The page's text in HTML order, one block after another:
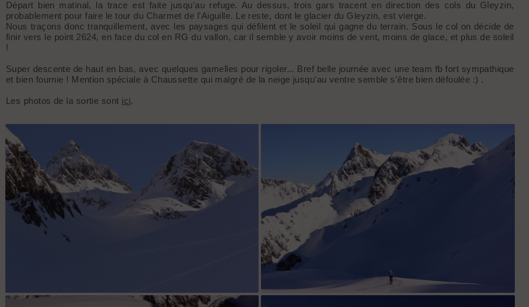
Départ bien matinal, la trace est faite jusqu'au refuge. Au dessus, trois gars tracent en direction des cols du Gleyzin,
probablement pour faire le tour du Charmet de l'Aiguille. Le reste, dont le glacier du Gleyzin, est vierge.
Nous traçons donc tranquillement, avec les paysages qui défilent et le soleil qui gagne du terrain. Sous le col on décide de
finir vers le point 2624, en face du col en RG du vallon, car il semble y avoir moins de vent, moins de glace, et plus de soleil
!
Super descente de haut en bas, avec quelques gamelles pour rigoler... Bref belle journée avec une team fb fort sympathique
et bien fournie ! Mention spéciale à Chaussette qui malgré de la neige jusqu'au ventre semble s'être bien défoulée :) .
Les photos de la sortie sont ici.